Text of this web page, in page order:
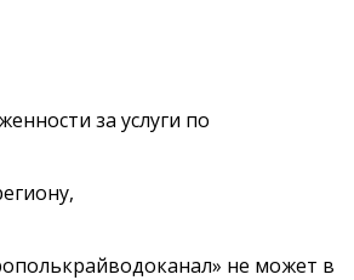
за услуги по
не может в